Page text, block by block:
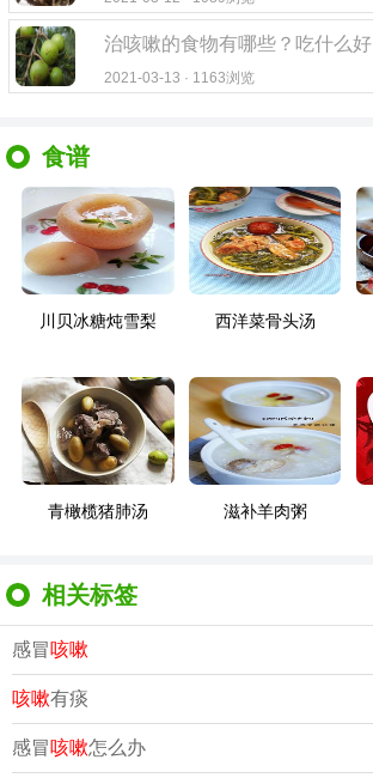
治咳嗽的食物有哪些？吃什么好
2021-03-13 · 1163浏览
食谱
川贝冰糖炖雪梨 西洋菜骨头汤
青橄榄猪肺汤 滋补羊肉粥
相关标签
感冒咳嗽
咳嗽有痰
感冒咳嗽怎么办